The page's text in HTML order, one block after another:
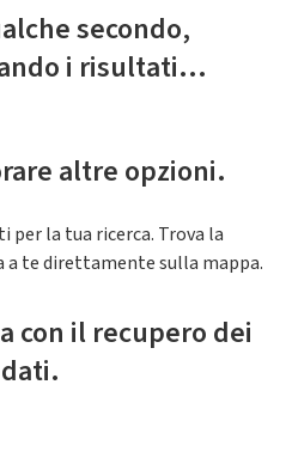
secondo,
i risultati...
altre opzioni.
la tua ricerca. Trova la
a te direttamente sulla mappa.
con il recupero dei
dati.